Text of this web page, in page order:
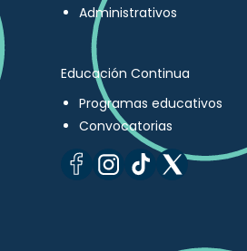
Administrativos
Educación Continua
Programas educativos
Convocatorias